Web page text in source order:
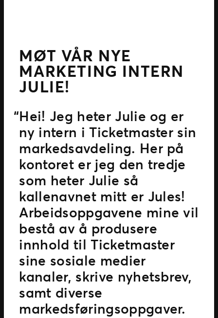
MØT VÅR NYE
MARKETING INTERN
JULIE!
Hei! Jeg heter Julie og er
ny intern i Ticketmaster sin
markedsavdeling. Her på
kontoret er jeg den tredje
som heter Julie så
kallenavnet mitt er Jules!
Arbeidsoppgavene mine vil
bestå av å produsere
innhold til Ticketmaster
sine sosiale medier
kanaler, skrive nyhetsbrev,
samt diverse
markedsføringsoppgaver.